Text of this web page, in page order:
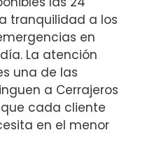
tranquilidad a los
en
La atención
una de las
a Cerrajeros
cada cliente
en el menor